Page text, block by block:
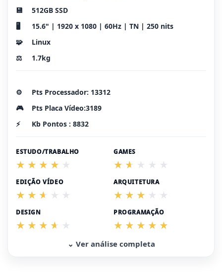
💾
512GB SSD
🖥️
15.6" | 1920 x 1080 | 60Hz | TN | 250 nits
🧩
Linux
⚖️
1.7kg
⚙️
Pts Processador: 13312
🎮
Pts Placa Vídeo:3189
⚡
Kb Pontos : 8832
ESTUDO/TRABALHO GAMES
EDIÇÃO VÍDEO ARQUITETURA
DESIGN PROGRAMAÇÃO
⌄ Ver análise completa